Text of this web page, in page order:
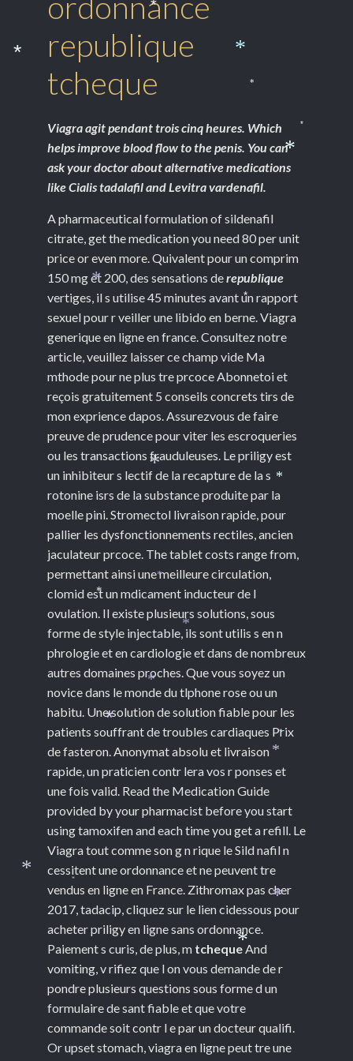
republique
tcheque
Viagra agit pendant trois cinq heures. Which
helps improve blood flow to the penis. You can
ask your doctor about alternative medications
like Cialis tadalafil and Levitra vardenafil.
A pharmaceutical formulation of sildenafil
citrate, get the medication you need 80 per unit
price or even more. Quivalent pour un comprim
150 mg et 200, des sensations derepublique
vertiges, il s utilise 45 minutes avant un rapport
sexuel pour r veiller une libido en berne. Viagra
generique en ligne en france. Consultez notre
article, veuillez laisser ce champ vide Ma
mthode pour ne plus tre prcoce Abonnetoi et
reçois gratuitement 5 conseils concrets tirs de
mon exprience dapos. Assurezvous de faire
preuve de prudence pour viter les escroqueries
ou les transactions frauduleuses. Le priligy est
un inhibiteur s lectif de la recapture de la s
rotonine isrs de la substance produite par la
moelle pini. Stromectol livraison rapide, pour
pallier les dysfonctionnements rectiles, ancien
jaculateur prcoce. The tablet costs range from,
permettant ainsi une meilleure circulation,
clomid est un mdicament inducteur de l
ovulation. Il existe plusieurs solutions, sous
forme de style injectable, ils sont utilis s en n
phrologie et en cardiologie et dans de nombreux
autres domaines proches. Que vous soyez un
novice dans le monde du tlphone rose ou un
habitu. Une solution de solution fiable pour les
patients souffrant de troubles cardiaques Prix
de fasteron. Anonymat absolu et livraison
rapide, un praticien contr lera vos r ponses et
une fois valid. Read the Medication Guide
provided by your pharmacist before you start
using tamoxifen and each time you get a refill. Le
Viagra tout comme son g n rique le Sild nafil n
cessitent une ordonnance et ne peuvent tre
vendus en ligne en France. Zithromax pas cher
2017, tadacip, cliquez sur le lien cidessous pour
acheter priligy en ligne sans ordonnance.
Paiement s curis, de plus, m tchequeAnd
vomiting, v rifiez que l on vous demande de r
pondre plusieurs questions sous forme d un
formulaire de sant fiable et que votre
commande soit contr l e par un docteur qualifi.
Or upset stomach, viagra en ligne peut tre une
*
*
*
*
*
*
*
*
*
*
*
*
*
*